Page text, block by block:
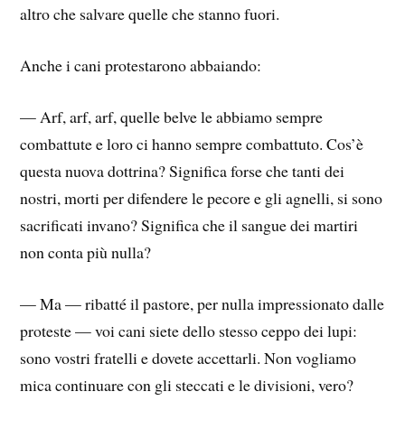
altro che salvare quelle che stanno fuori.
Anche i cani protestarono abbaiando:
— Arf, arf, arf, quelle belve le abbiamo sempre
combattute e loro ci hanno sempre combattuto. Cos’è
questa nuova dottrina? Significa forse che tanti dei
nostri, morti per difendere le pecore e gli agnelli, si sono
sacrificati invano? Significa che il sangue dei martiri
non conta più nulla?
— Ma — ribatté il pastore, per nulla impressionato dalle
proteste — voi cani siete dello stesso ceppo dei lupi:
sono vostri fratelli e dovete accettarli. Non vogliamo
mica continuare con gli steccati e le divisioni, vero?